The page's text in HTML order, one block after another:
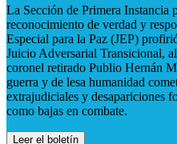
La Sección de Primera Instancia
reconocimiento de verdad y
Especial para la Paz (JEP)
Juicio Adversarial Transicional,
coronel retirado Publio Hernán
guerra y de lesa humanidad
extrajudiciales y desapariciones
como bajas en combate.
Leer el boletín